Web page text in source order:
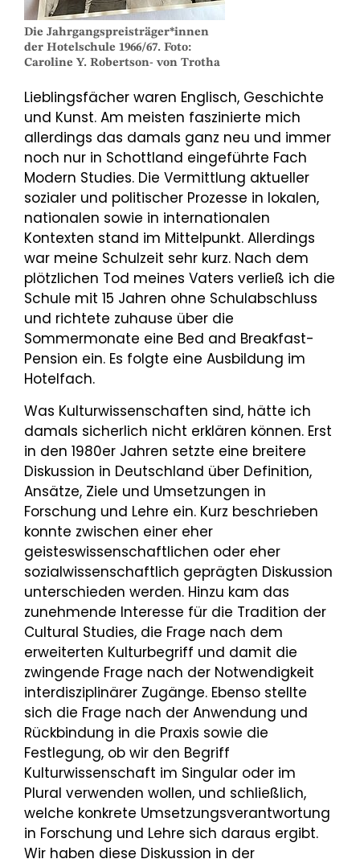
Die Jahrgangspreisträger*innen
der Hotelschule 1966/67. Foto:
Caroline Y. Robertson- von Trotha
Lieblingsfächer waren Englisch, Geschichte
und Kunst. Am meisten faszinierte mich
allerdings das damals ganz neu und immer
noch nur in Schottland eingeführte Fach
Modern Studies. Die Vermittlung aktueller
sozialer und politischer Prozesse in lokalen,
nationalen sowie in internationalen
Kontexten stand im Mittelpunkt. Allerdings
war meine Schulzeit sehr kurz. Nach dem
plötzlichen Tod meines Vaters verließ ich die
Schule mit 15 Jahren ohne Schulabschluss
und richtete zuhause über die
Sommermonate eine Bed and Breakfast-
Pension ein. Es folgte eine Ausbildung im
Hotelfach.
Was Kulturwissenschaften sind, hätte ich
damals sicherlich nicht erklären können. Erst
in den 1980er Jahren setzte eine breitere
Diskussion in Deutschland über Definition,
Ansätze, Ziele und Umsetzungen in
Forschung und Lehre ein. Kurz beschrieben
konnte zwischen einer eher
geisteswissenschaftlichen oder eher
sozialwissenschaftlich geprägten Diskussion
unterschieden werden. Hinzu kam das
zunehmende Interesse für die Tradition der
Cultural Studies, die Frage nach dem
erweiterten Kulturbegriff und damit die
zwingende Frage nach der Notwendigkeit
interdisziplinärer Zugänge. Ebenso stellte
sich die Frage nach der Anwendung und
Rückbindung in die Praxis sowie die
Festlegung, ob wir den Begriff
Kulturwissenschaft im Singular oder im
Plural verwenden wollen, und schließlich,
welche konkrete Umsetzungsverantwortung
in Forschung und Lehre sich daraus ergibt.
Wir haben diese Diskussion in der